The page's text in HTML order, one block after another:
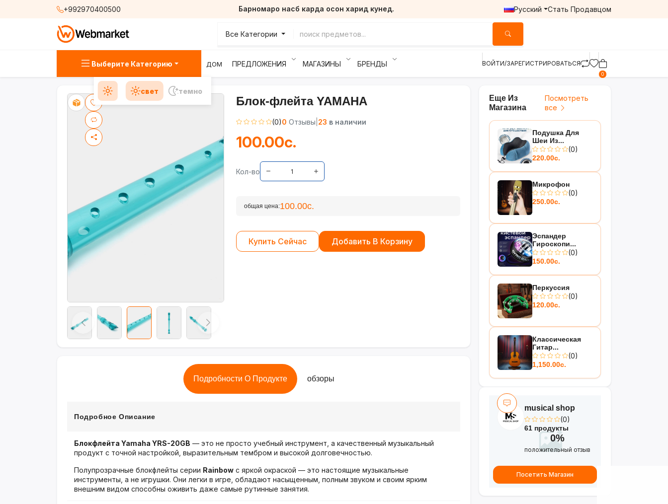
+992970400500 Барномаро насб карда осон харид кунед. Русский Стать Продавцом
Все Категории
Выберите Категорию ДОМ ПРЕДЛОЖЕНИЯ МАГАЗИНЫ БРЕНДЫ ВОЙТИ/ЗАРЕГИСТРИРОВАТЬСЯ
0
свет темно
Блок-флейта YAMAHA
(0)0 Отзывы 23 в наличии
100.00с.
Кол-во
общая цена:100.00с.
Купить Сейчас Добавить В Корзину
Подробности О Продукте обзоры
Подробное Описание
Блокфлейта Yamaha YRS-20GB — это не просто учебный инструмент, а качественный музыкальный
продукт с точной настройкой, выразительным тембром и высокой долговечностью.
Полупрозрачные блокфлейты серии Rainbow с яркой окраской — это настоящие музыкальные
инструменты, а не игрушки. Они легки в игре, обладают насыщенным, полным звуком и своим ярким
внешним видом способны оживить даже самые рутинные занятия.
Еще Из
Магазина
Посмотреть
все
Подушка Для
Шеи Из...
(0)
220.00с.
Микрофон
(0)
250.00с.
Эспандер
Гироскопи...
(0)
150.00с.
Перкуссия
(0)
120.00с.
Классическая
Гитар...
(0)
1,150.00с.
musical shop
(0)
61 продукты
0%
положительный отзыв
Посетить Магазин